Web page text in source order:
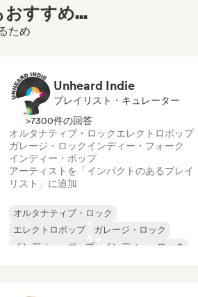
すすめ...
ため
Unheard Indie
プレイリスト・キュレーター
>7300件の回答
オルタナティブ・ロックエレクトロポップ
ガレージ・ロックインディー・フォーク
インディー・ポップ
アーティストを「インパクトのあるプレイ
リスト」に追加
オルタナティブ・ロック
エレクトロポップ
ガレージ・ロック
インディー・ポップ
インディー・ロック